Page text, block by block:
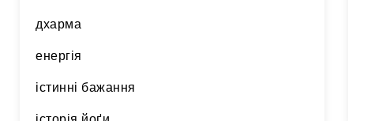
дхарма
енергія
істинні бажання